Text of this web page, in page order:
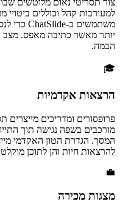
למעורבות קהל וכוללים ביטויי
יותר מאשר כתיבה מאפס.
הבמה.
🎓
הרצאות אקדמיות
פרופסורים ומדריכים
מורכבים בשפה נגישה תוך
המסך. הגדרת הטון האקדמי
להרצאות חיות והן לתוכן מוקלט
💼
מצגות מכירה